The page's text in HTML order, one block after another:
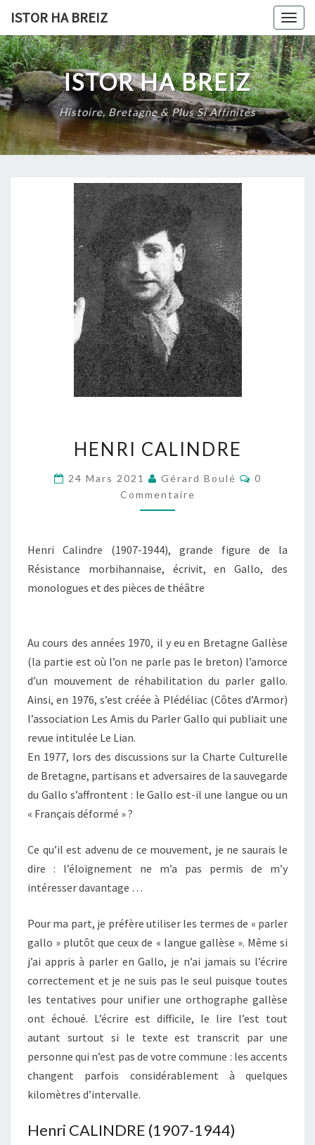
content
ISTOR HA BREIZ
ISTOR HA BREIZ
Histoire, Bretagne & Plus Si Affinités
CALINDRE
HENRI CALINDRE
24 Mars 2021 Gérard Boulé
0
Commentaire
Henri Calindre (1907-1944), grande figure de la
Résistance morbihannaise, écrivit, en Gallo, des
monologues et des pièces de théâtre
Au cours des années 1970, il y eu en Bretagne Gallèse
(la partie est où l’on ne parle pas le breton) l’amorce
d’un mouvement de réhabilitation du parler gallo.
Ainsi, en 1976, s’est créée à Plédéliac (Côtes d’Armor)
l’association Les Amis du Parler Gallo qui publiait une
revue intitulée Le Lian.
En 1977, lors des discussions sur la Charte Culturelle
de Bretagne, partisans et adversaires de la sauvegarde
du Gallo s’affrontent : le Gallo est-il une langue ou un
« Français déformé » ?
Ce qu’il est advenu de ce mouvement, je ne saurais le
dire : l’éloignement ne m’a pas permis de m’y
intéresser davantage …
Pour ma part, je préfère utiliser les termes de « parler
gallo » plutôt que ceux de « langue gallèse ». Même si
j’ai appris à parler en Gallo, je n’ai jamais su l’écrire
correctement et je ne suis pas le seul puisque toutes
les tentatives pour unifier une orthographe gallèse
ont échoué. L’écrire est difficile, le lire l’est tout
autant surtout si le texte est transcrit par une
personne qui n’est pas de votre commune : les accents
changent parfois considérablement à quelques
kilomètres d’intervalle.
Henri CALINDRE (1907-1944)